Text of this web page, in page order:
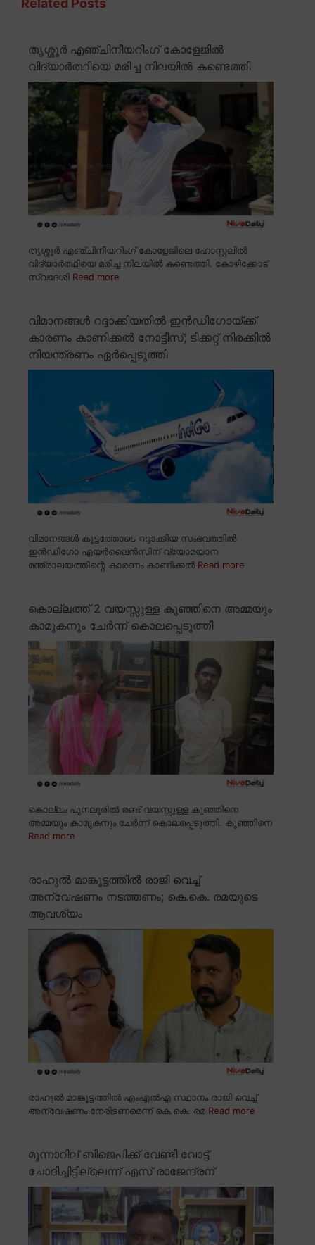
Related Posts
തൃശ്ശൂർ എഞ്ചിനീയറിംഗ് കോളേജിൽ
വിദ്യാർത്ഥിയെ മരിച്ച നിലയിൽ കണ്ടെത്തി
തൃശ്ശൂർ എഞ്ചിനീയറിംഗ് കോളേജിലെ ഹോസ്റ്റലിൽ
വിദ്യാർത്ഥിയെ മരിച്ച നിലയിൽ കണ്ടെത്തി. കോഴിക്കോട്
സ്വദേശി Read more
വിമാനങ്ങൾ റദ്ദാക്കിയതിൽ ഇൻഡിഗോയ്ക്ക്
കാരണം കാണിക്കൽ നോട്ടീസ്; ടിക്കറ്റ് നിരക്കിൽ
നിയന്ത്രണം ഏർപ്പെടുത്തി
വിമാനങ്ങൾ കൂട്ടത്തോടെ റദ്ദാക്കിയ സംഭവത്തിൽ
ഇൻഡിഗോ എയർലൈൻസിന് വ്യോമയാന
മന്ത്രാലയത്തിന്റെ കാരണം കാണിക്കൽ Read more
കൊല്ലത്ത് 2 വയസ്സുള്ള കുഞ്ഞിനെ അമ്മയും
കാമുകനും ചേർന്ന് കൊലപ്പെടുത്തി
കൊല്ലം പുനലൂരിൽ രണ്ട് വയസ്സുള്ള കുഞ്ഞിനെ
അമ്മയും കാമുകനും ചേർന്ന് കൊലപ്പെടുത്തി. കുഞ്ഞിനെ
Read more
രാഹുൽ മാങ്കൂട്ടത്തിൽ രാജി വെച്ച്
അന്വേഷണം നടത്തണം; കെ.കെ. രമയുടെ
ആവശ്യം
രാഹുൽ മാങ്കൂട്ടത്തിൽ എംഎൽഎ സ്ഥാനം രാജി വെച്ച്
അന്വേഷണം നേരിടണമെന്ന് കെ.കെ. രമ Read more
മൂന്നാറില് ബിജെപിക്ക് വേണ്ടി വോട്ട്
ചോദിച്ചിട്ടില്ലെന്ന് എസ് രാജേന്ദ്രന്